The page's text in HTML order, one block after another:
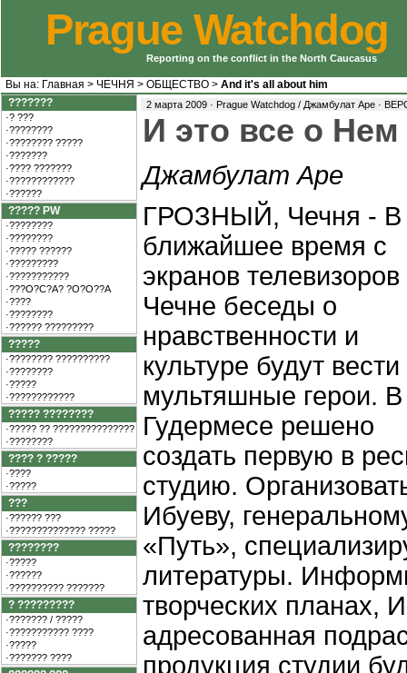
Prague Watchdog
Reporting on the conflict in the North Caucasus
Вы на: Главная > ЧЕЧНЯ > ОБЩЕСТВО > And it's all about him
???????
·? ???
·????????
·???????? ?????
·???????
·???? ???????
·????????????
·??????
????? PW
·????????
·????????
·????? ??????
·?????????
·???????????
·???O?C?A? ?O?O??A
·????
·????????
·?????? ?????????
?????
·???????? ??????????
·????????
·?????
·????????????
????? ????????
·????? ?? ???????????????
·????????
???? ? ?????
·????
·?????
???
·?????? ???
·?????????????? ?????
????????
·?????
·??????
·?????????? ???????
? ?????????
·??????? / ?????
·??????????? ????
·?????
·??????? ????
2 марта 2009 · Prague Watchdog / Джамбулат Аре ·
И это все о
Джамбулат Аре
ГРОЗНЫЙ, Чечня - В
ближайшее время с
экранов телевизоров
Чечне беседы о
нравственности и
культуре будут вести
мультяшные герои. В
Гудермесе решено
создать первую в
студию.
Ибуеву,
«Путь»,
литературы.
творческих планах,
адресованная
продукция студии